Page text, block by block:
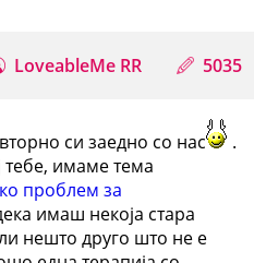
LoveableMe RR 5035
си заедно со нас
.
тебе, имаме тема
проблем за
имаш некоја стара
нешто друго што не е